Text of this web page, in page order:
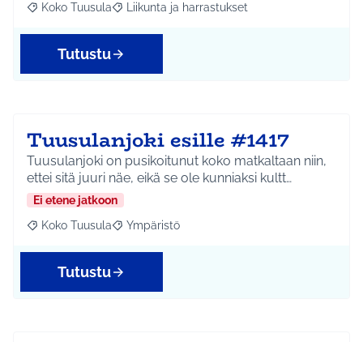
Rajaa tulokset aihepiirin mukaan: Koko Tuusula
Koko Tuusula Rajaa tulokset teeman mukaan: Liikunta ja
Liikunta ja harrastukset
Tutustu
Tuusulanjoki esille #1417
Tuusulanjoki on pusikoitunut koko matkaltaan niin,
ettei sitä juuri näe, eikä se ole kunniaksi kultt…
Ei etene jatkoon
Rajaa tulokset aihepiirin mukaan: Koko Tuusula
Koko Tuusula Rajaa tulokset teeman mukaan: Ympäristö
Ympäristö
Tutustu